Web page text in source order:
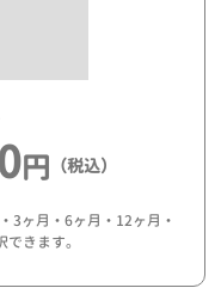
円 （税込）
3ヶ月・6ヶ月・12ヶ月・
きます。